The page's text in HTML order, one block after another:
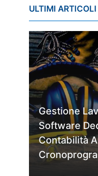
ULTIMI ARTICOLI
Gestione
Software
Contabilità